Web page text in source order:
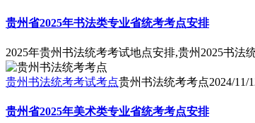
贵州省2025年书法类专业省统考考点安排
2025年贵州书法统考考试地点安排,贵州2025书法
贵州书法统考考试考点贵州书法统考考点2024/11/
贵州省2025年美术类专业省统考考点安排